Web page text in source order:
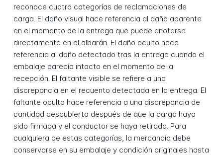
reconoce cuatro categorías de reclamaciones de
carga. El daño visual hace referencia al daño aparente
en el momento de la entrega que puede anotarse
directamente en el albarán. El daño oculto hace
referencia al daño detectado tras la entrega cuando el
embalaje parecía intacto en el momento de la
recepción. El faltante visible se refiere a una
discrepancia en el recuento detectada en la entrega. El
faltante oculto hace referencia a una discrepancia de
cantidad descubierta después de que la carga haya
sido firmada y el conductor se haya retirado. Para
cualquiera de estas categorías, la mercancía debe
conservarse en su embalaje y condición originales hasta